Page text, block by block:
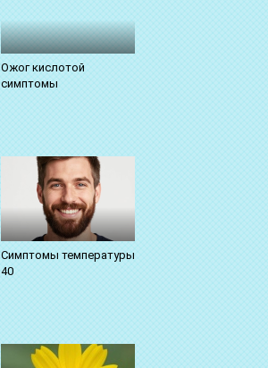
Ожог кислотой
симптомы
Симптомы температуры
40